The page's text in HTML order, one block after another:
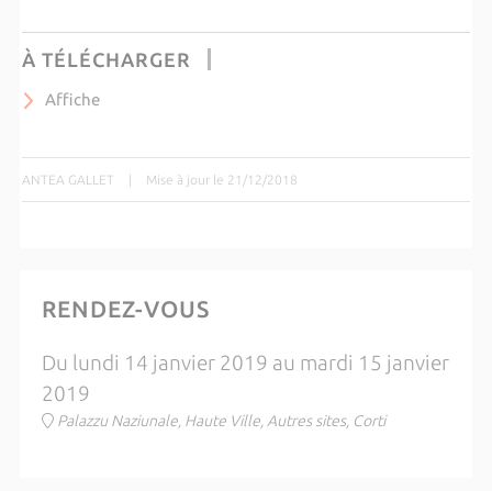
À TÉLÉCHARGER
Affiche
ANTEA GALLET | Mise à jour le 21/12/2018
RENDEZ-VOUS
Du lundi 14 janvier 2019 au mardi 15 janvier
2019
Palazzu Naziunale, Haute Ville, Autres sites, Corti